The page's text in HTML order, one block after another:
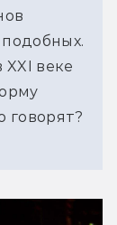
веке
говорят?